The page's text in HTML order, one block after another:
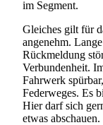
im Segment.
Gleiches gilt für
angenehm.
Rückmeldung
Verbundenheit.
Fahrwerk
Federweges. Es
Hier darf sich
etwas abschauen.